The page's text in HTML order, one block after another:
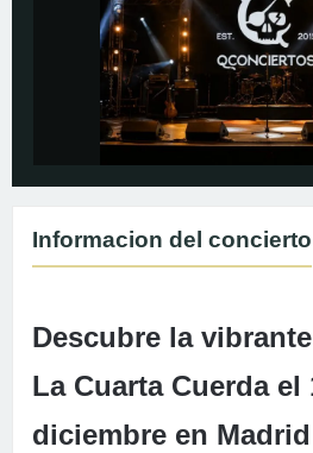
Informacion del concierto
Descubre la
La Cuarta Cuerda el
diciembre en Madrid